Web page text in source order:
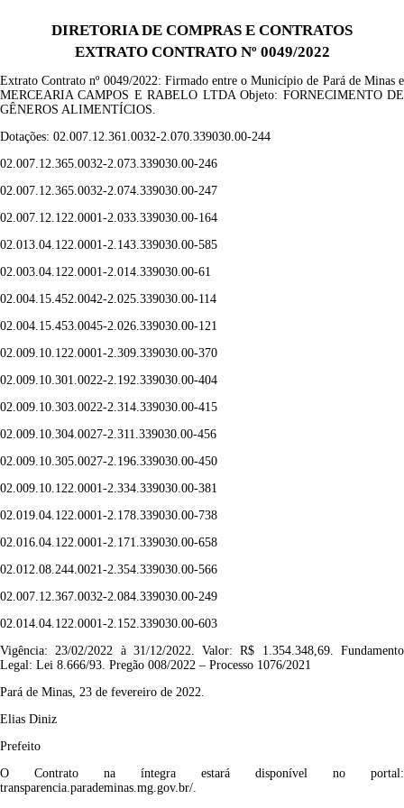
DIRETORIA DE COMPRAS E CONTRATOS
EXTRATO CONTRATO Nº 0049/2022
Extrato Contrato nº 0049/2022: Firmado entre o Município de Pará de Minas e
MERCEARIA CAMPOS E RABELO LTDAObjeto: FORNECIMENTODE
GÊNEROS ALIMENTÍCIOS.
Dotações: 02.007.12.361.0032-2.070.339030.00-244
02.007.12.365.0032-2.073.339030.00-246
02.007.12.365.0032-2.074.339030.00-247
02.007.12.122.0001-2.033.339030.00-164
02.013.04.122.0001-2.143.339030.00-585
02.003.04.122.0001-2.014.339030.00-61
02.004.15.452.0042-2.025.339030.00-114
02.004.15.453.0045-2.026.339030.00-121
02.009.10.122.0001-2.309.339030.00-370
02.009.10.301.0022-2.192.339030.00-404
02.009.10.303.0022-2.314.339030.00-415
02.009.10.304.0027-2.311.339030.00-456
02.009.10.305.0027-2.196.339030.00-450
02.009.10.122.0001-2.334.339030.00-381
02.019.04.122.0001-2.178.339030.00-738
02.016.04.122.0001-2.171.339030.00-658
02.012.08.244.0021-2.354.339030.00-566
02.007.12.367.0032-2.084.339030.00-249
02.014.04.122.0001-2.152.339030.00-603
Vigência:23/02/2022 à 31/12/2022. Valor: R$ 1.354.348,69.Fundamento
Legal: Lei 8.666/93. Pregão 008/2022 – Processo 1076/2021
Pará de Minas, 23 de fevereiro de 2022.
Elias Diniz
Prefeito
O Contrato na íntegra estará disponível no portal:
transparencia.parademinas.mg.gov.br/.